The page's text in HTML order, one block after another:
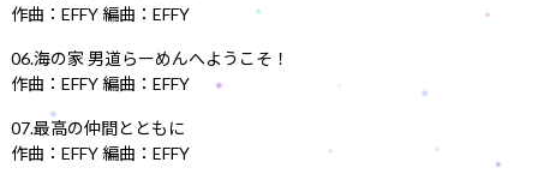
作曲：EFFY 編曲：EFFY
06.海の家 男道らーめんへようこそ！
作曲：EFFY 編曲：EFFY
07.最高の仲間とともに
作曲：EFFY 編曲：EFFY